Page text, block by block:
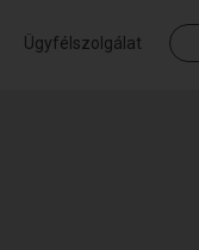
Ügyfélszolgálat